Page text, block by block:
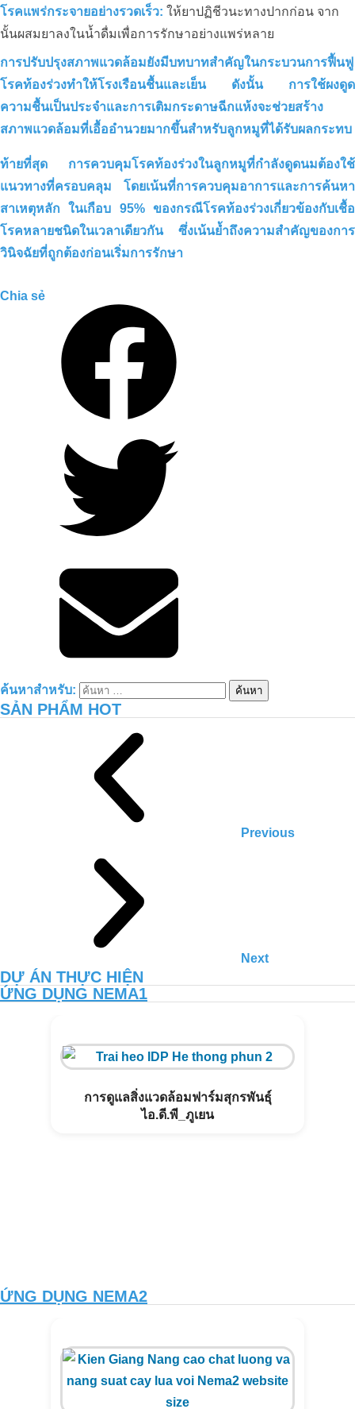
โรคแพร่กระจายอย่างรวดเร็ว: ให้ยาปฏิชีวนะทางปากก่อน จาก
นั้นผสมยาลงในน้ำดื่มเพื่อการรักษาอย่างแพร่หลาย
การปรับปรุงสภาพแวดล้อมยังมีบทบาทสำคัญในกระบวนการฟื้นฟู
โรคท้องร่วงทำให้โรงเรือนชื้นและเย็น ดังนั้น การใช้ผงดูด
ความชื้นเป็นประจำและการเติมกระดาษฉีกแห้งจะช่วยสร้าง
สภาพแวดล้อมที่เอื้ออำนวยมากขึ้นสำหรับลูกหมูที่ได้รับผลกระทบ
ท้ายที่สุด การควบคุมโรคท้องร่วงในลูกหมูที่กำลังดูดนมต้องใช้
แนวทางที่ครอบคลุม โดยเน้นที่การควบคุมอาการและการค้นหา
สาเหตุหลัก ในเกือบ 95% ของกรณีโรคท้องร่วงเกี่ยวข้องกับเชื้อ
โรคหลายชนิดในเวลาเดียวกัน ซึ่งเน้นย้ำถึงความสำคัญของการ
วินิจฉัยที่ถูกต้องก่อนเริ่มการรักษา
Chia sẻ
ค้นหาสำหรับ:
SẢN PHẨM HOT
Previous
Next
DỰ ÁN THỰC HIỆN
ỨNG DỤNG NEMA1
การบำบัดสิ่งแวดล้อมอย่างมีประสิทธิผล
สำหรับฟาร์มไก่ 8,000 ตัวในลองอัน – วิธี
แก้ปัญหาที่เป็นรูปธรรมจาก JVSF
แนวทางแก้ปัญหาสิ่งแวดล้อมฟาร์มเป็ดซาน
ฮา_หลงอัน
การบำบัดสิ่งแวดล้อมของฟาร์มหมูไทยโฮ
อา-ฟูเอี้ยน
การดูแลสิ่งแวดล้อมฟาร์มสุกรพันธุ์
ไอ.ดี.พี_ภูเยน
ỨNG DỤNG NEMA2
ฟาร์ม HOA NANG ประสบความ
สำเร็จในการเพิ่มผลผลิตข้าว ST25
มากกว่า 20% ด้วยคาร์บอนอินทรีย์
เพิ่มผลผลิตและคุณภาพของดินสวน
อินทรีย์ด้วย NEMA2